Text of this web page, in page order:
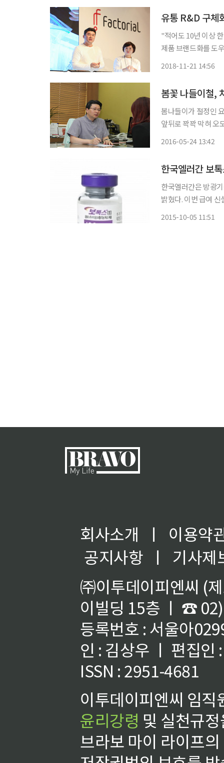
유통 R&D 구체
"적어도 10년 이상
제품 브랜드화를 도
2018-11-21 14:56
봄꽃 나들이철,
봄나들이가 절정인
앞뒤로 꽉꽉 막혀 오
2016-05-24 13:42
한국엘러간 보
한국엘러간은 방광
밝혔다. 이번 급여
2015-10-05 11:51
회사소개 ㅣ
이용약
공지사항
ㅣ
기사제
㈜이투데이피엔씨 (
이빌딩 15층 ㅣ ☎
등록번호 : 서울아
인 : 김상우 ㅣ 편집인
ISSN : 2951-4681
이투데이피엔씨 임
윤리강령 및 실천규
브라보 마이 라이프